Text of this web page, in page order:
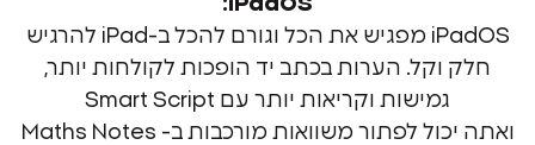
iPadOS מפגיש את הכל וגורם להכל ב-iPad להרגיש
הערות בכתב יד הופכות לקולחות יותר,
גמישות וקריאות יותר עם Smart Script
ואתה יכול לפתור משוואות מורכבות ב- Maths Notes